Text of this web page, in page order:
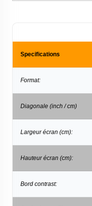
Specifications
Format:
Diagonale (inch / cm)
Largeur écran (cm):
Hauteur écran (cm):
Bord contrast: